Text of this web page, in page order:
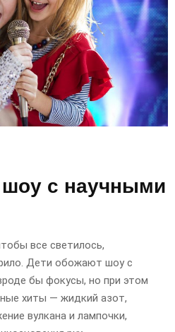
с научными
все светилось,
Дети обожают шоу с
бы фокусы, но при этом
хиты — жидкий азот,
вулкана и лампочки,